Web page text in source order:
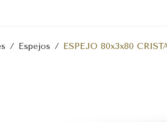
/ Espejos / ESPEJO 80x3x80